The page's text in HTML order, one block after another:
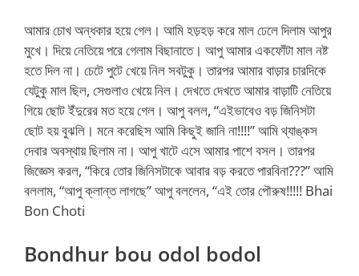
আমার চোখ অন্ধকার হয়ে গেল। আমি হড়হড় করে মাল ঢেলে দিলাম আপুর
মুখে। দিয়ে নেতিয়ে পরে গেলাম বিছানাতে। আপু আমার একফোঁটা মাল নষ্ট
হতে দিল না। চেটে পুটে খেয়ে নিল সবটুকু। তারপর আমার বাড়ার চারদিকে
যেটুকু মাল ছিল, সেগুলাও খেয়ে নিল। দেখতে দেখতে আমার বাড়াটি নেতিয়ে
গিয়ে ছোট ইঁদুরের মত হয়ে গেল। আপু বলল, “এইভাবেও বড় জিনিসটা
ছোট হয় বুঝলি। মনে করেছিস আমি কিছুই জানি না!!!!” আমি থ্যাঙ্কস
দেবার অবস্থায় ছিলাম না। আপু খাটে এসে আমার পাশে বসল। তারপর
জিজ্ঞেস করল, “কিরে তোর জিনিসটাকে আবার বড় করতে পারবিনা???” আমি
বললাম, “আপু ক্লান্ত লাগছে” আপু বললেন, “এই তোর পৌরুষ!!!!! Bhai
Bon Choti
Bondhur bou odol bodol